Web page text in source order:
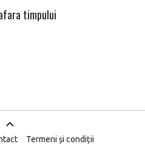
timpului
Termeni și condiții